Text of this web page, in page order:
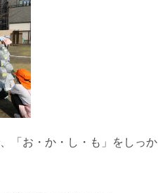
「お・か・し・も」をしっ